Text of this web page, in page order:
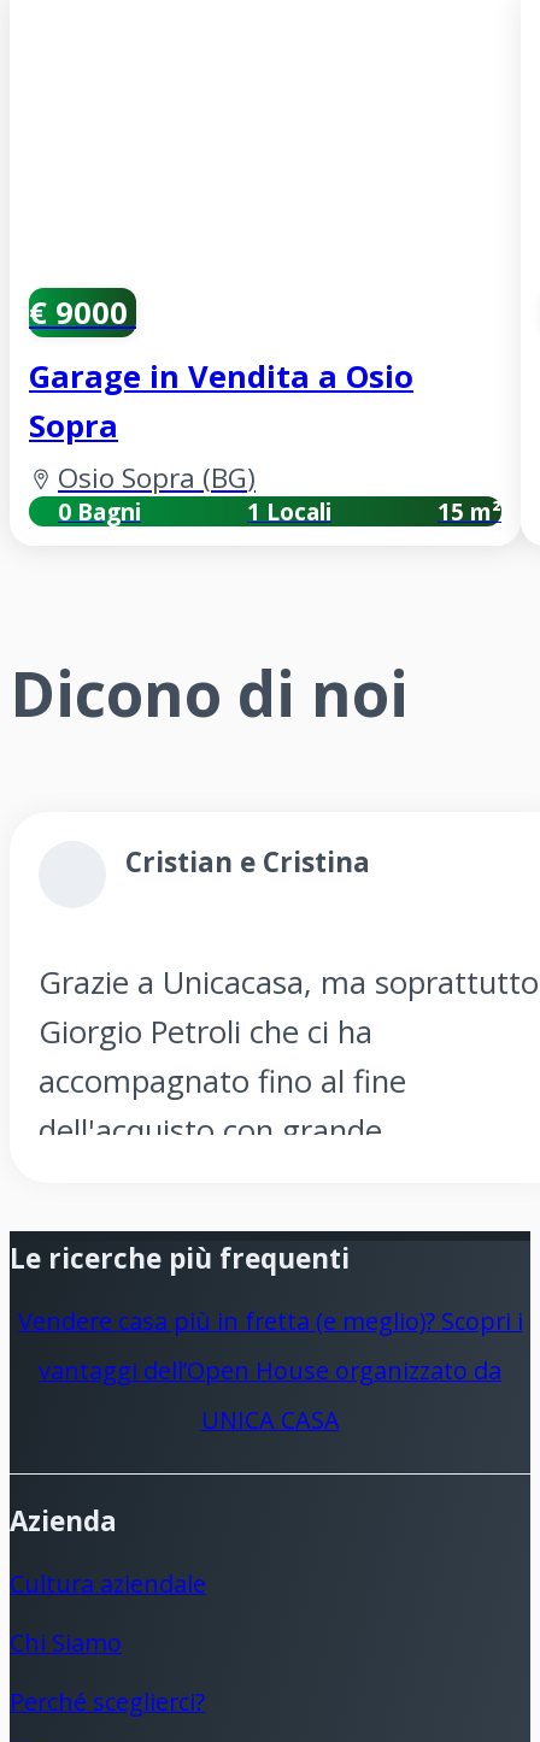
€ 9000
Garage in Vendita a Osio
Sopra
Osio Sopra (BG)
0 Bagni 1 Locali 15 m²
Dicono di noi
Cristian e Cristina
Grazie a Unicacasa, ma soprattutto
Giorgio Petroli che ci ha
accompagnato fino al fine
dell'acquisto con grande
disponibilità ! Raccomandiamo
vivamente Unicacasa !!
Le ricerche più frequenti
Vendere casa più in fretta (e meglio)? Scopri i
vantaggi dell’Open House organizzato da
UNICA CASA
Azienda
Cultura aziendale
Chi Siamo
Perché sceglierci?